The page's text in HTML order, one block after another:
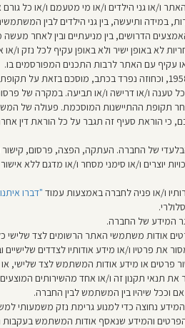
ו/או גני הילדים ו/או מי מטעמם ו/או כל
במידה ותיעשה, בין גני הילדים לבין
הדרושים, בין מניעתיים ובין לאחר
לא באופן ישיר ולא באופן עקיף לכל נזק ו/
עקיף עם האתר לרבות התכנים המפורסמים בו.
טענה ו/או דרישה ו/או תביעה. במקרה של
תקופת ההתיישנות המוסכמת. פעולה של
כי הוראת סעיף זה תגבר על כל הוראת דין
הבלעדי של החברה. העתקה, הפצה, פרסום,
יוצרים ו/או סימני מסחר ו/או מדגם ללא
ו/או פניה לחברה באמצעות עמוד "דברו
המידע של החברה.
אודות משתמשי האתר הרשומים לצד
את פרטיו ו/או מידע אודותיו לצדדים
פרטים או מידע אודות המשתמש לצד שלישי,
תקנון זה ו/או אחד מהשירותים המוצעים
וככל שיהיו בין המשתמש לבין החברה.
נחוצה כדי למנוע גרימת נזק משמעותי
והמידע שנאסף אודות המשתמש